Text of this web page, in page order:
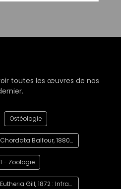
toutes les œuvres de nos
Ostéologie
Chordata Balfour, 1880 : Embranchement
1 - Zoologie
Eutheria Gill, 1872 : Infra-classe